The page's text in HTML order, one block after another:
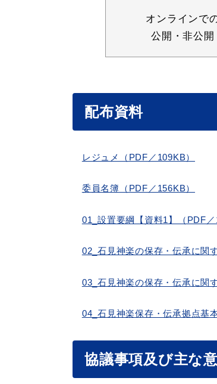
オンラインで
公開・非公開
配布資料
レジュメ（PDF／109KB）
委員名簿（PDF／156KB）
01_設置要綱【資料1】（PDF／
02_石見神楽の保存・伝承に関
03_石見神楽の保存・伝承に関
04_石見神楽保存・伝承拠点基
協議事項及び主な